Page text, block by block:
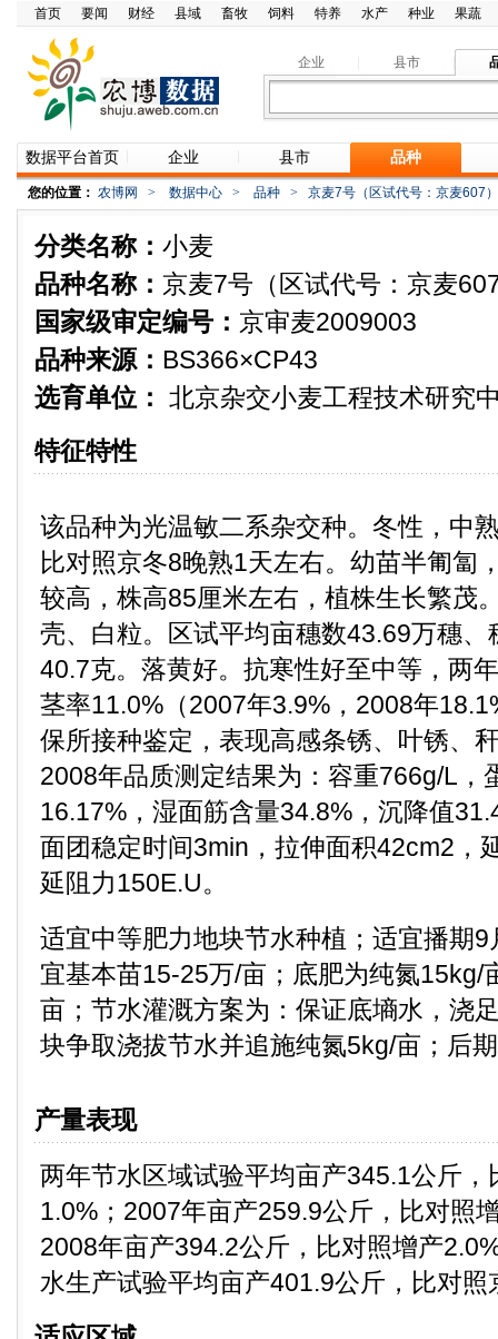
首页 要闻 财经 县域 畜牧 饲料 特养 水产 种业 果蔬
企业 县市
数据平台首页 企业 县市 品种
您的位置： 农博网 > 数据中心 > 品种 > 京麦7号（区试代号：京麦607）
分类名称： 小麦
品种名称： 京麦7号（区试代号：京麦
国家级审定编号： 京审麦2009003
品种来源： BS366×CP43
选育单位： 北京杂交小麦工程技术研究
特征特性
该品种为光温敏二系杂交种。冬性，中
比对照京冬8晚熟1天左右。幼苗半匍匐
较高，株高85厘米左右，植株生长繁茂
壳、白粒。区试平均亩穗数43.69万穗
40.7克。落黄好。抗寒性好至中等，两
茎率11.0%（2007年3.9%，2008年
保所接种鉴定，表现高感条锈、叶锈、
2008年品质测定结果为：容重766g/L，
16.17%，湿面筋含量34.8%，沉降值
面团稳定时间3min，拉伸面积42cm2，
延阻力150E.U。
适宜中等肥力地块节水种植；适宜播期
宜基本苗15-25万/亩；底肥为纯氮15kg/
亩；节水灌溉方案为：保证底墒水，浇
块争取浇拔节水并追施纯氮5kg/亩；后
产量表现
两年节水区域试验平均亩产345.1公斤
1.0%；2007年亩产259.9公斤，比对照
2008年亩产394.2公斤，比对照增产
水生产试验平均亩产401.9公斤，比对